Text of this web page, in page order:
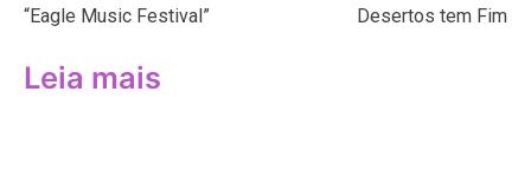
“Eagle Music Festival”
Desertos tem Fim
Leia mais